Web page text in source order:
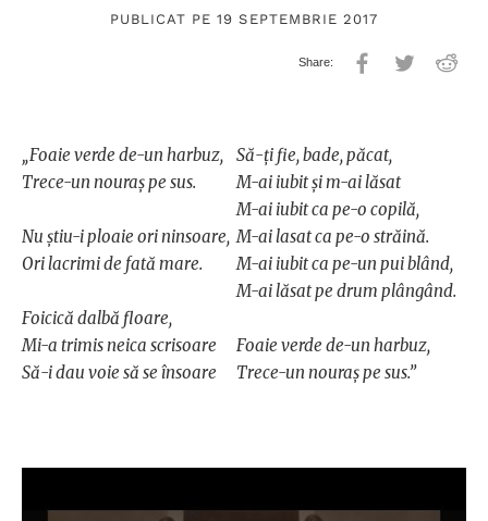
PUBLICAT PE 19 SEPTEMBRIE 2017
„Foaie verde de-un harbuz,
Trece-un nouraş pe sus.
Nu ştiu-i ploaie ori ninsoare,
Ori lacrimi de fată mare.
Foicică dalbă floare,
Mi-a trimis neica scrisoare
Să-i dau voie să se însoare
Să-ţi fie, bade, păcat,
M-ai iubit şi m-ai lăsat
M-ai iubit ca pe-o copilă,
M-ai lasat ca pe-o străină.
M-ai iubit ca pe-un pui blând,
M-ai lăsat pe drum plângând.
Foaie verde de-un harbuz,
Trece-un nouraş pe sus.”